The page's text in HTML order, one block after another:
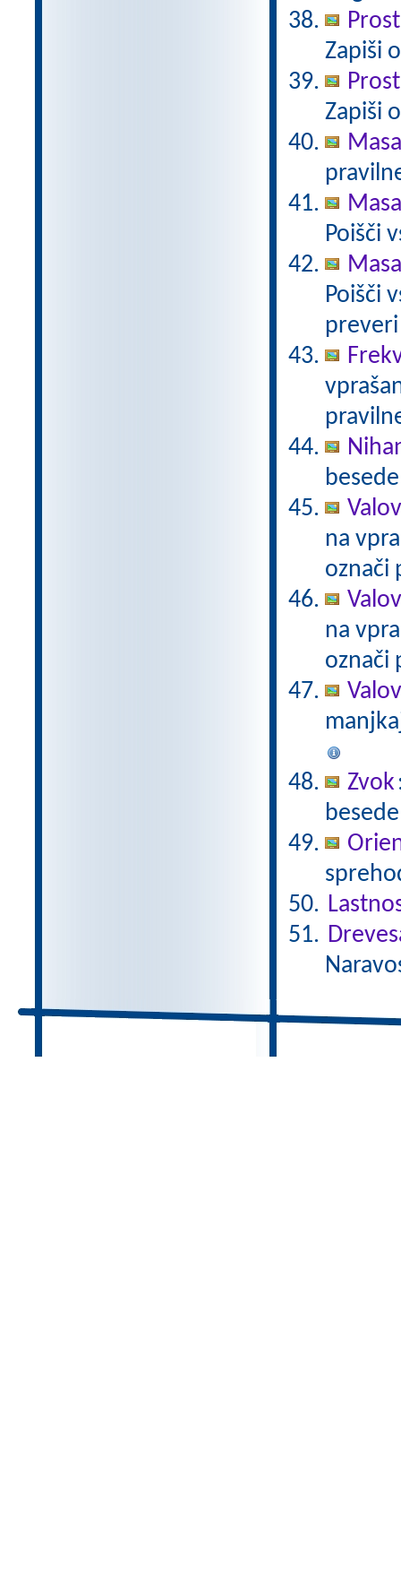
Zapiši
Zapiši
Poišči
Poišči
na
označi
na
označi
Zvok